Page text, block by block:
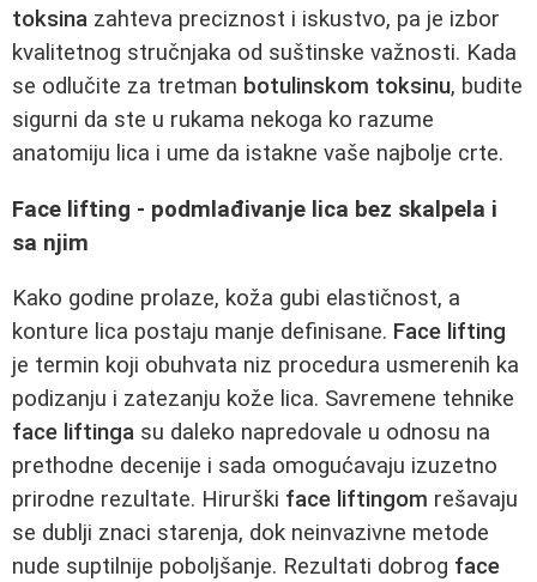
toksina zahteva preciznost i iskustvo, pa je izbor
kvalitetnog stručnjaka od suštinske važnosti. Kada
se odlučite za tretman botulinskom toksinu, budite
sigurni da ste u rukama nekoga ko razume
anatomiju lica i ume da istakne vaše najbolje crte.
Face lifting - podmlađivanje lica bez skalpela i
sa njim
Kako godine prolaze, koža gubi elastičnost, a
konture lica postaju manje definisane. Face lifting
je termin koji obuhvata niz procedura usmerenih ka
podizanju i zatezanju kože lica. Savremene tehnike
face liftinga su daleko napredovale u odnosu na
prethodne decenije i sada omogućavaju izuzetno
prirodne rezultate. Hirurški face liftingom rešavaju
se dublji znaci starenja, dok neinvazivne metode
nude suptilnije poboljšanje. Rezultati dobrog face